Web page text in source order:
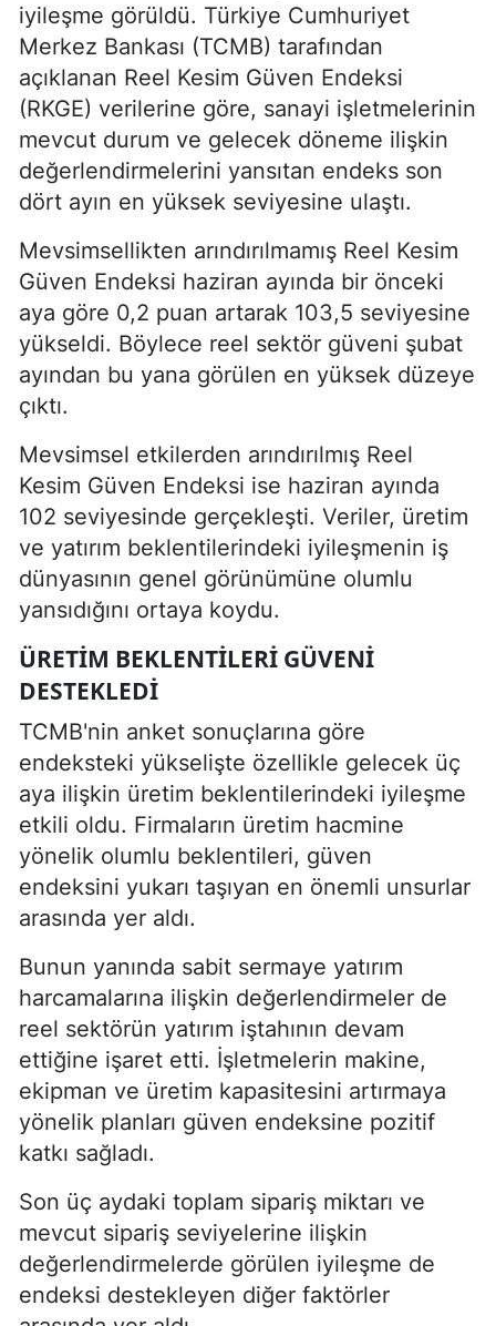
iyileşme görüldü. Türkiye Cumhuriyet
Merkez Bankası (TCMB) tarafından
açıklanan Reel Kesim Güven Endeksi
(RKGE) verilerine göre, sanayi işletmelerinin
mevcut durum ve gelecek döneme ilişkin
değerlendirmelerini yansıtan endeks son
dört ayın en yüksek seviyesine ulaştı.
Mevsimsellikten arındırılmamış Reel Kesim
Güven Endeksi haziran ayında bir önceki
aya göre 0,2 puan artarak 103,5 seviyesine
yükseldi. Böylece reel sektör güveni şubat
ayından bu yana görülen en yüksek düzeye
çıktı.
Mevsimsel etkilerden arındırılmış Reel
Kesim Güven Endeksi ise haziran ayında
102 seviyesinde gerçekleşti. Veriler, üretim
ve yatırım beklentilerindeki iyileşmenin iş
dünyasının genel görünümüne olumlu
yansıdığını ortaya koydu.
ÜRETIM BEKLENTILERI GÜVENI
DESTEKLEDI
TCMB'nin anket sonuçlarına göre
endeksteki yükselişte özellikle gelecek üç
aya ilişkin üretim beklentilerindeki iyileşme
etkili oldu. Firmaların üretim hacmine
yönelik olumlu beklentileri, güven
endeksini yukarı taşıyan en önemli unsurlar
arasında yer aldı.
Bunun yanında sabit sermaye yatırım
harcamalarına ilişkin değerlendirmeler de
reel sektörün yatırım iştahının devam
ettiğine işaret etti. İşletmelerin makine,
ekipman ve üretim kapasitesini artırmaya
yönelik planları güven endeksine pozitif
katkı sağladı.
Son üç aydaki toplam sipariş miktarı ve
mevcut sipariş seviyelerine ilişkin
değerlendirmelerde görülen iyileşme de
endeksi destekleyen diğer faktörler